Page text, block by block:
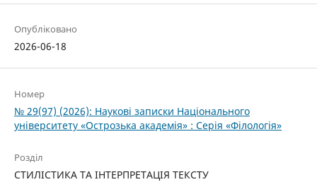
Опубліковано
2026-06-18
Номер
№ 29(97) (2026): Наукові записки Національного
університету «Острозька академія» : Серія «Філологія»
Розділ
СТИЛІСТИКА ТА ІНТЕРПРЕТАЦІЯ ТЕКСТУ